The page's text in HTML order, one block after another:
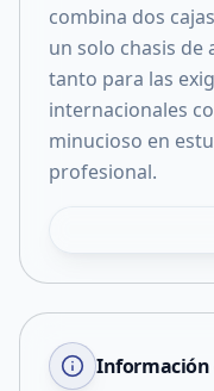
combina dos
un solo chasis de
tanto para las
internacionales
minucioso en
profesional.
Información